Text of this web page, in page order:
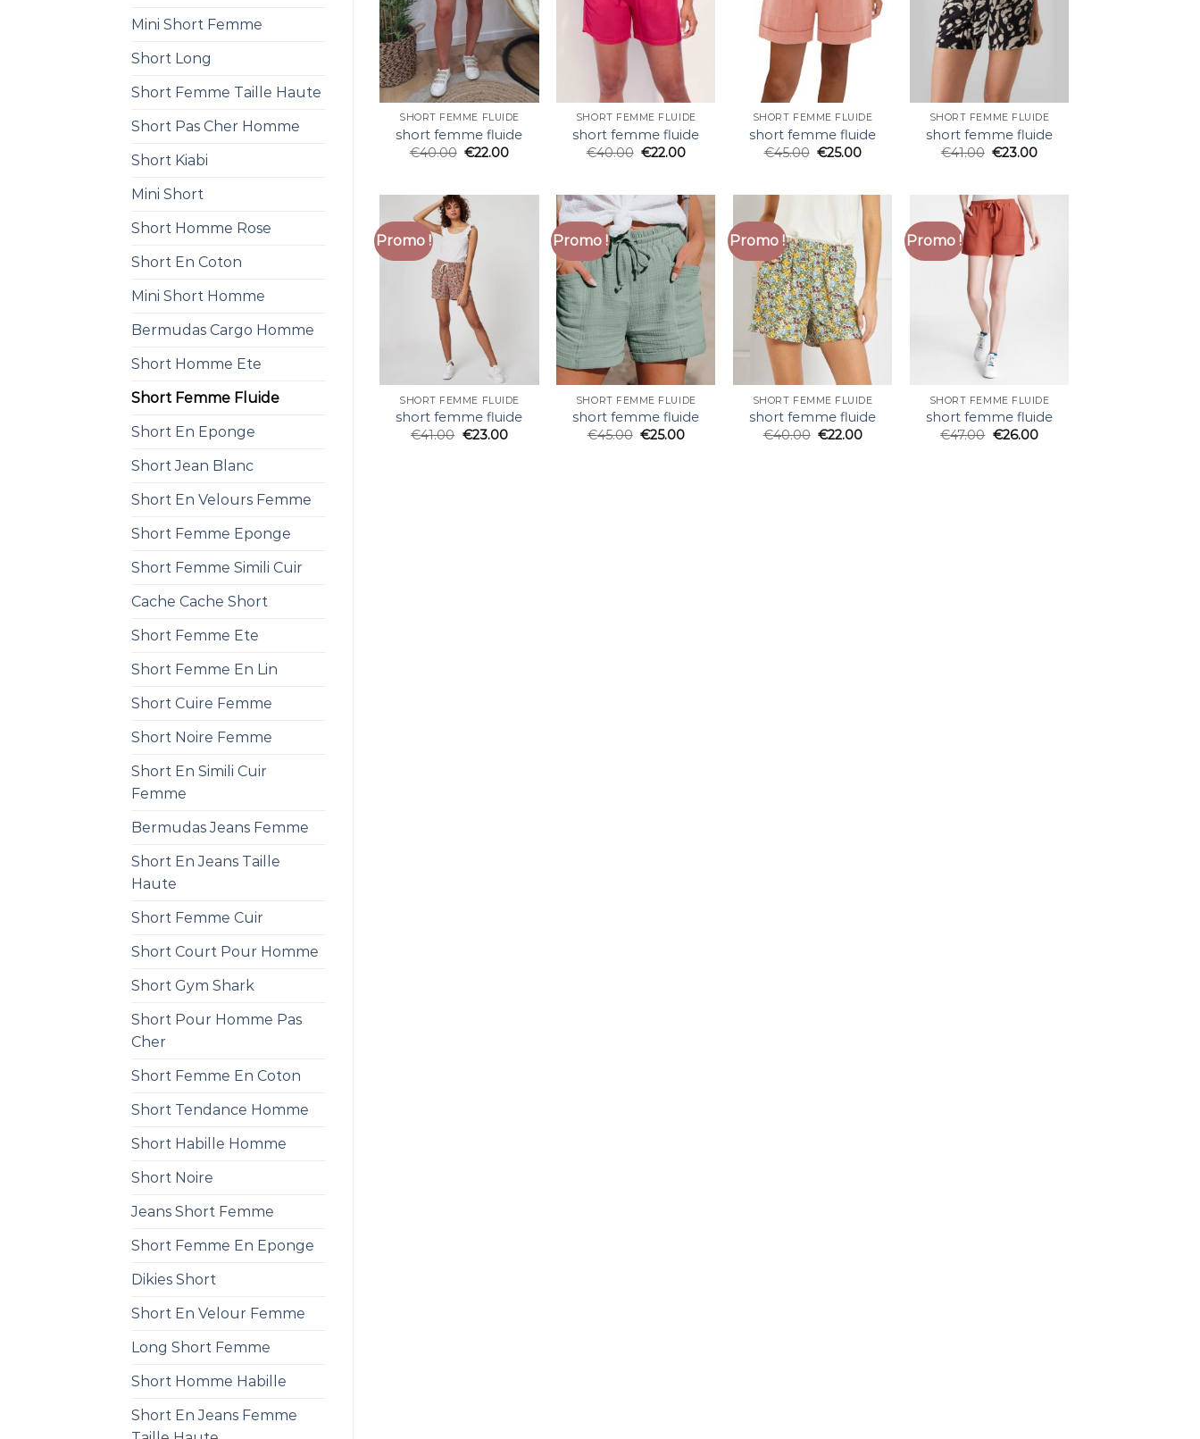
Mini Short Femme
Short Long
Short Femme Taille Haute
Short Pas Cher Homme
Short Kiabi
Mini Short
Short Homme Rose
Short En Coton
Mini Short Homme
Bermudas Cargo Homme
Short Homme Ete
Short Femme Fluide
Short En Eponge
Short Jean Blanc
Short En Velours Femme
Short Femme Eponge
Short Femme Simili Cuir
Cache Cache Short
Short Femme Ete
Short Femme En Lin
Short Cuire Femme
Short Noire Femme
Short En Simili Cuir
Femme
Bermudas Jeans Femme
Short En Jeans Taille
Haute
Short Femme Cuir
Short Court Pour Homme
Short Gym Shark
Short Pour Homme Pas
Cher
Short Femme En Coton
Short Tendance Homme
Short Habille Homme
Short Noire
Jeans Short Femme
Short Femme En Eponge
Dikies Short
Short En Velour Femme
Long Short Femme
Short Homme Habille
Short En Jeans Femme
SHORT FEMME FLUIDE
short femme fluide
€40.00 €22.00
SHORT FEMME FLUIDE
short femme fluide
€40.00 €22.00
SHORT FEMME FLUIDE
short femme fluide
€45.00 €25.00
SHORT FEMME FLUIDE
short femme fluide
€41.00 €23.00
Promo !
SHORT FEMME FLUIDE
short femme fluide
€41.00 €23.00
Promo !
SHORT FEMME FLUIDE
short femme fluide
€45.00 €25.00
Promo !
SHORT FEMME FLUIDE
short femme fluide
€40.00 €22.00
Promo !
SHORT FEMME FLUIDE
short femme fluide
€47.00 €26.00